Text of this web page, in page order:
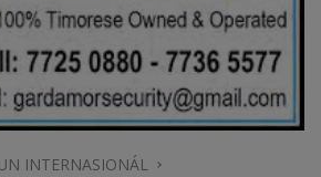
INTERNASIONÁL